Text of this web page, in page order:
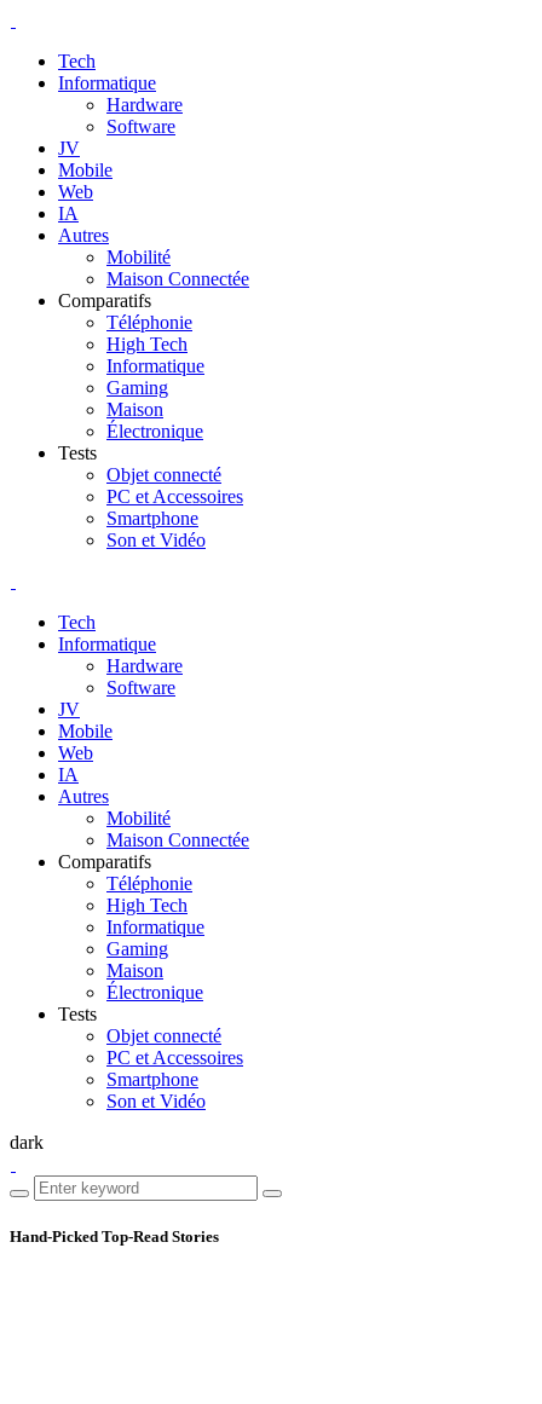
Tech
Informatique
Hardware
Software
JV
Mobile
Web
IA
Autres
Mobilité
Maison Connectée
Comparatifs
Téléphonie
High Tech
Informatique
Gaming
Maison
Électronique
Tests
Objet connecté
PC et Accessoires
Smartphone
Son et Vidéo
Tech
Informatique
Hardware
Software
JV
Mobile
Web
IA
Autres
Mobilité
Maison Connectée
Comparatifs
Téléphonie
High Tech
Informatique
Gaming
Maison
Électronique
Tests
Objet connecté
PC et Accessoires
Smartphone
Son et Vidéo
dark
Hand-Picked Top-Read Stories